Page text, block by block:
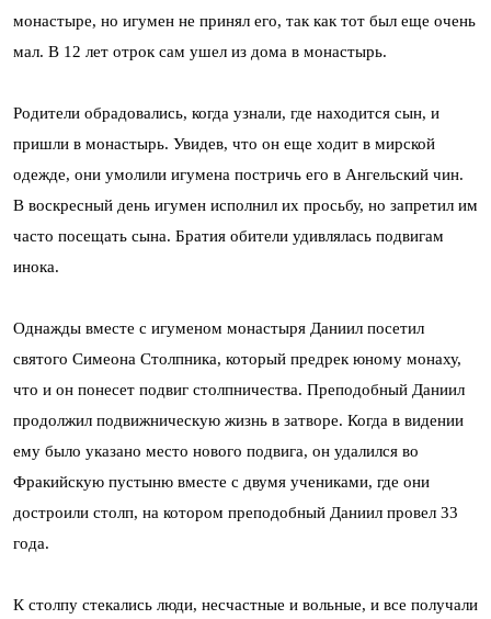
монастыре, но игумен не принял его, так как тот был еще очень
мал. В 12 лет отрок сам ушел из дома в монастырь.
Родители обрадовались, когда узнали, где находится сын, и
пришли в монастырь. Увидев, что он еще ходит в мирской
одежде, они умолили игумена постричь его в Ангельский чин.
В воскресный день игумен исполнил их просьбу, но запретил им
часто посещать сына. Братия обители удивлялась подвигам
инока.
Однажды вместе с игуменом монастыря Даниил посетил
святого Симеона Столпника, который предрек юному монаху,
что и он понесет подвиг столпничества. Преподобный Даниил
продолжил подвижническую жизнь в затворе. Когда в видении
ему было указано место нового подвига, он удалился во
Фракийскую пустыню вместе с двумя учениками, где они
достроили столп, на котором преподобный Даниил провел 33
года.
К столпу стекались люди, несчастные и вольные, и все получали